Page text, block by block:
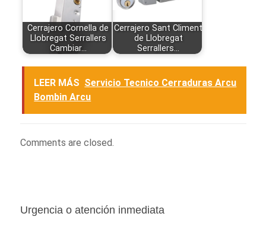
Cerrajero Cornella de
Llobregat Serrallers
Cambiar…
Cerrajero Sant Climent
de Llobregat
Serrallers…
LEER MÁS Servicio Tecnico Cerraduras Arcu
Bombin Arcu
Comments are closed.
Urgencia o atención inmediata